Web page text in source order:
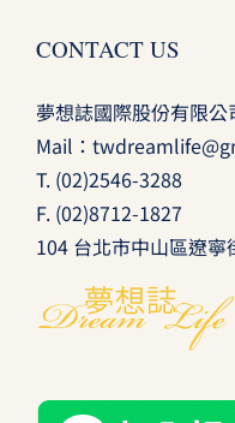
CONTACT US
夢想誌國際股份有限公
Mail：
T. (02)2546-3288
F. (02)8712-1827
104 台北市中山區遼